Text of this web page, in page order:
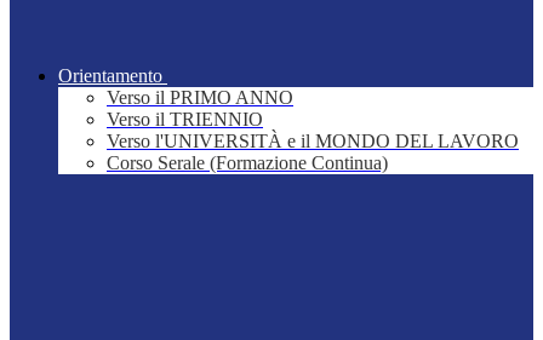
Orientamento
Verso il PRIMO ANNO
Verso il TRIENNIO
Verso l'UNIVERSITÀ e il MONDO DEL LAVORO
Corso Serale (Formazione Continua)